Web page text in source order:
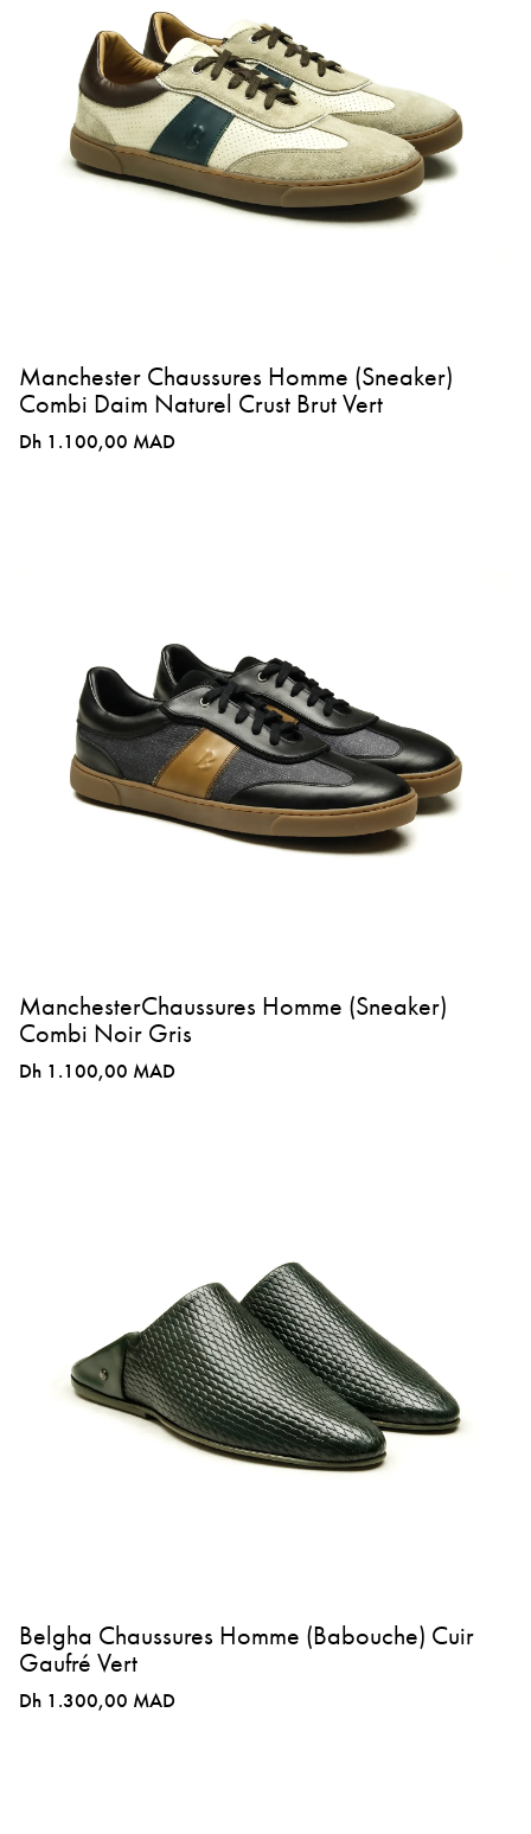
Manchester Chaussures Homme (Sneaker)
Combi Daim Naturel Crust Brut Vert
Dh 1.100,00 MAD
ManchesterChaussures Homme (Sneaker)
Combi Noir Gris
Dh 1.100,00 MAD
Belgha Chaussures Homme (Babouche) Cuir
Gaufré Vert
Dh 1.300,00 MAD